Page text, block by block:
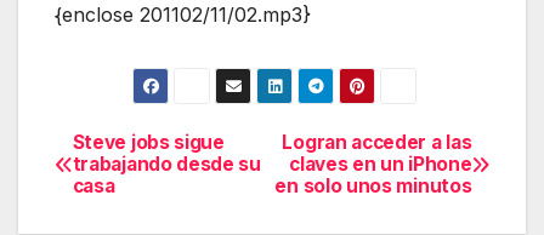
{enclose 201102/11/02.mp3}
Navegación
de
Logran acceder a las
claves en un iPhone
en solo unos minutos
Steve jobs sigue
trabajando desde su
casa